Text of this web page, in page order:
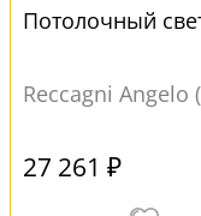
Потолочный
Reccagni Angelo
27 261 ₽